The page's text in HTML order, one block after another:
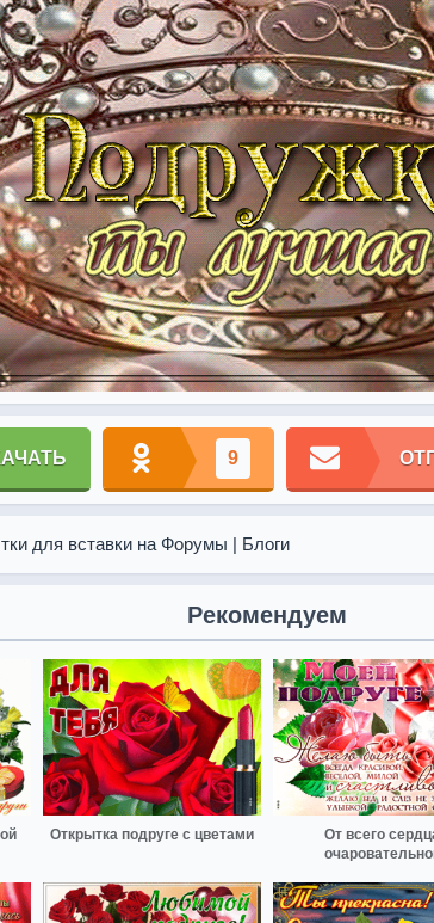
9
для вставки на Форумы | Блоги
Рекомендуем
Открытка подруге с цветами
От всего